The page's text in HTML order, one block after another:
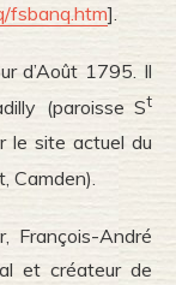
fsbanq.htm].
d’Août 1795. Il
(paroisse St
le site actuel du
Camden).
François-André
et créateur de